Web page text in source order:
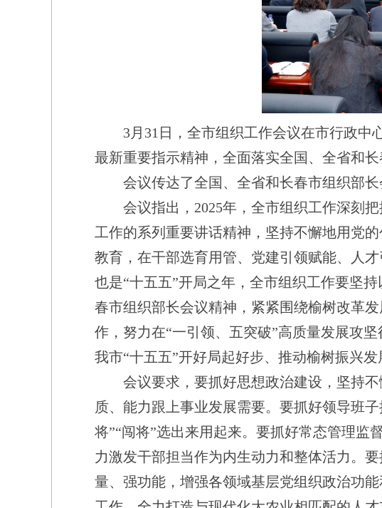
3月31日，全市组织工作会议在市行政中
最新重要指示精神，全面落实全国、全省和
会议传达了全国、全省和长春市组织部长
会议指出，2025年，全市组织工作深刻把
工作的系列重要讲话精神，坚持不懈地用党
教育，在干部选育用管、党建引领赋能、人
也是“十五五”开局之年，全市组织工作要坚
春市组织部长会议精神，紧紧围绕榆树改革
作，努力在“一引领、五突破”高质量发展攻
我市“十五五”开好局起好步、推动榆树振兴发
会议要求，要抓好思想政治建设，坚持不
质、能力跟上事业发展需要。要抓好领导班
将”“闯将”选出来用起来。要抓好常态管理
力激发干部担当作为内生动力和整体活力。
量、强功能，增强各领域基层党组织政治功